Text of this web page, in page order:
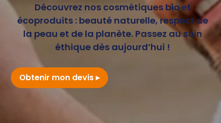
Découvrez nos cosmétiques bio et
écoproduits : beauté naturelle, respect de
la peau et de la planète. Passez au soin
éthique dès aujourd’hui !
Obtenir mon devis